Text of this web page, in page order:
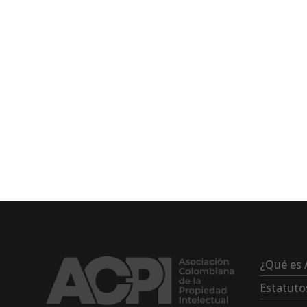
¿Qué es